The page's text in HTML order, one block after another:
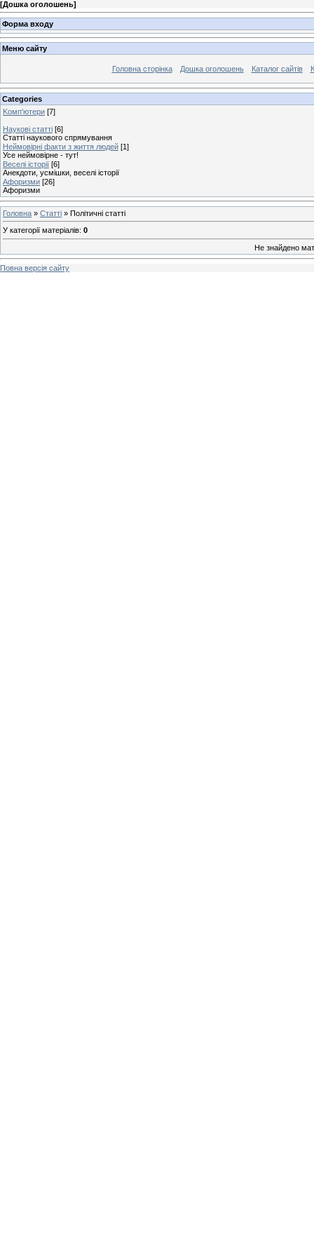
[Дошка оголошень]
Форма входу
Меню сайту
Головна сторінка Дошка оголошень Каталог сайтів
Categories
Kомп'ютери [7]
Наукові статті [6]
Статті наукового спрямування
Неймовірні факти з життя людей [1]
Усе неймовірне - тут!
Веселі історії [6]
Анекдоти, усмішки, веселі історії
Афоризми [26]
Афоризми
Головна » Статті » Політичні статті
У категорії матеріалів: 0
Не знайдено
Повна версія сайту